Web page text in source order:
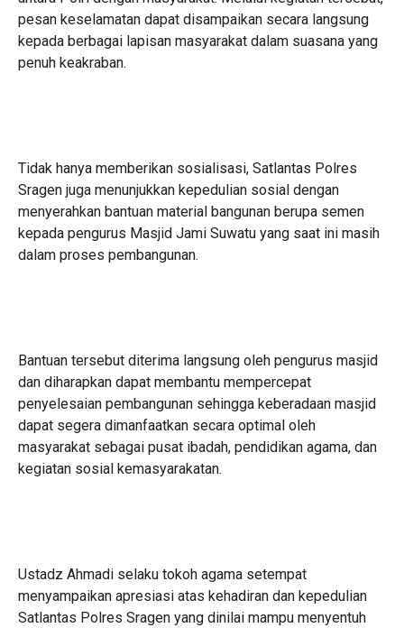
pesan keselamatan dapat disampaikan secara langsung
kepada berbagai lapisan masyarakat dalam suasana yang
penuh keakraban.
Tidak hanya memberikan sosialisasi, Satlantas Polres
Sragen juga menunjukkan kepedulian sosial dengan
menyerahkan bantuan material bangunan berupa semen
kepada pengurus Masjid Jami Suwatu yang saat ini masih
dalam proses pembangunan.
Bantuan tersebut diterima langsung oleh pengurus masjid
dan diharapkan dapat membantu mempercepat
penyelesaian pembangunan sehingga keberadaan masjid
dapat segera dimanfaatkan secara optimal oleh
masyarakat sebagai pusat ibadah, pendidikan agama, dan
kegiatan sosial kemasyarakatan.
Ustadz Ahmadi selaku tokoh agama setempat
menyampaikan apresiasi atas kehadiran dan kepedulian
Satlantas Polres Sragen yang dinilai mampu menyentuh